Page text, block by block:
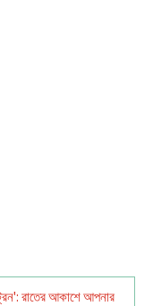
রাতের আকাশে আপনার